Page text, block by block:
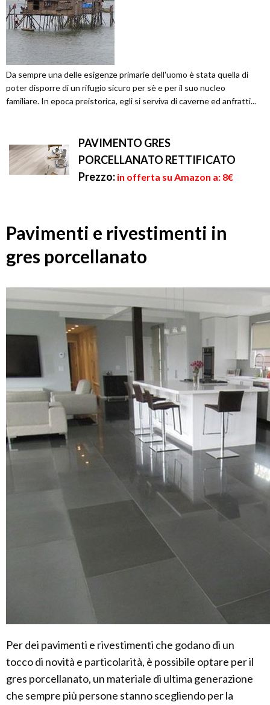
Da sempre una delle esigenze primarie dell'uomo è stata quella di
poter disporre di un rifugio sicuro per sè e per il suo nucleo
familiare. In epoca preistorica, egli si serviva di caverne ed anfratti...
PAVIMENTO GRES
PORCELLANATO RETTIFICATO
Prezzo: in offerta su Amazon a: 8€
Pavimenti e rivestimenti in
gres porcellanato
Per dei pavimenti e rivestimenti che godano di un
tocco di novità e particolarità, è possibile optare per il
gres porcellanato, un materiale di ultima generazione
che sempre più persone stanno scegliendo per la